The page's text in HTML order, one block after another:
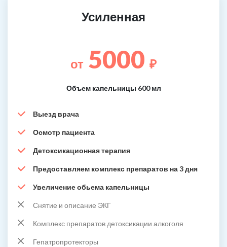
Усиленная
от 5000 ₽
Объем капельницы 600 мл
Выезд врача
Осмотр пациента
Детоксикационная терапия
Предоставляем комплекс препаратов на 3 дня
Увеличение обьема капельницы
Снятие и описание ЭКГ
Комплекс препаратов детоксикации алкоголя
Гепатропротекторы